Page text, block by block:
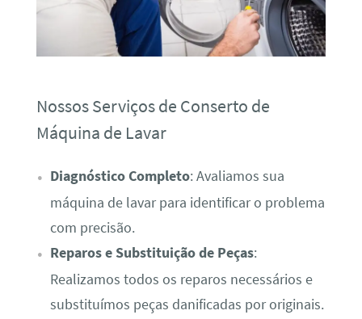
Nossos Serviços de Conserto de
Máquina de Lavar
Diagnóstico Completo: Avaliamos sua
máquina de lavar para identificar o problema
com precisão.
Reparos e Substituição de Peças:
Realizamos todos os reparos necessários e
substituímos peças danificadas por originais.